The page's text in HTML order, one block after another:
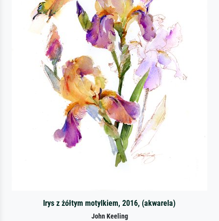
Irys z żółtym motylkiem, 2016, (akwarela)
John Keeling